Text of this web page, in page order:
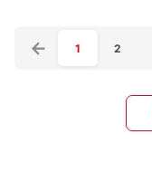
1 2